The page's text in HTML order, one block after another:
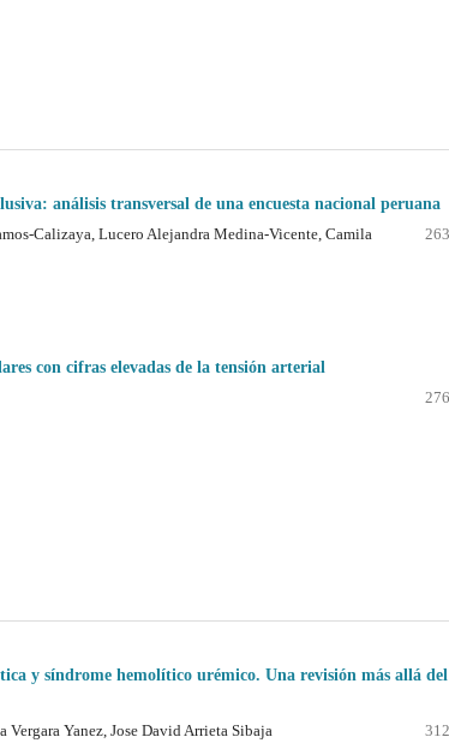
análisis transversal de una encuesta nacional peruana
Calizaya, Lucero Alejandra Medina-Vicente, Camila
con cifras elevadas de la tensión arterial
y síndrome hemolítico urémico. Una revisión más allá del
Yanez, Jose David Arrieta Sibaja